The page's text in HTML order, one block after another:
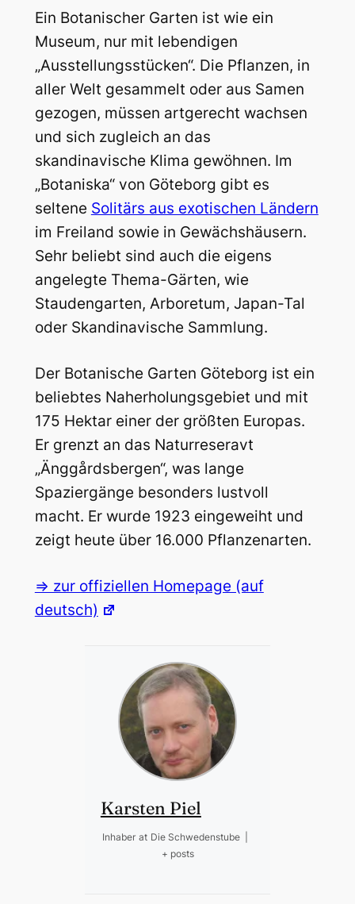
Ein Botanischer Garten ist wie ein
Museum, nur mit lebendigen
„Ausstellungsstücken“. Die Pflanzen, in
aller Welt gesammelt oder aus Samen
gezogen, müssen artgerecht wachsen
und sich zugleich an das
skandinavische Klima gewöhnen. Im
„Botaniska“ von Göteborg gibt es
seltene Solitärs aus exotischen Ländern
im Freiland sowie in Gewächshäusern.
Sehr beliebt sind auch die eigens
angelegte Thema-Gärten, wie
Staudengarten, Arboretum, Japan-Tal
oder Skandinavische Sammlung.
Der Botanische Garten Göteborg ist ein
beliebtes Naherholungsgebiet und mit
175 Hektar einer der größten Europas.
Er grenzt an das Naturreseravt
„Änggårdsbergen“, was lange
Spaziergänge besonders lustvoll
macht. Er wurde 1923 eingeweiht und
zeigt heute über 16.000 Pflanzenarten.
=> zur offiziellen Homepage (auf
deutsch)
Karsten Piel
Inhaber at Die Schwedenstube
+ posts